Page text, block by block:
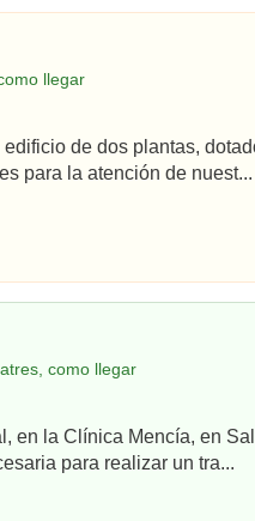
llegar
de dos plantas,
para la atención de nuest...
como llegar
en la Clínica Mencía, en
para realizar un tra...